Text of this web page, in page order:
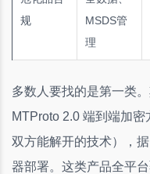
规
MSDS管
理
多数人要找的是第一类
MTProto 2.0 端到端加
双方能解开的技术），
器部署。这类产品全平